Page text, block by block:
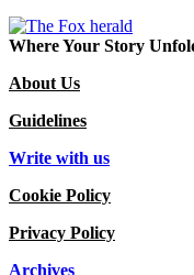
Where Your Story
About Us
Guidelines
Write with us
Cookie Policy
Privacy Policy
Archives